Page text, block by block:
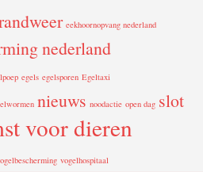
eekhoornopvang nederland
nederland
egels egelsporen Egeltaxi
nieuws noodactie open dag slot
voor dieren
vogelhospitaal